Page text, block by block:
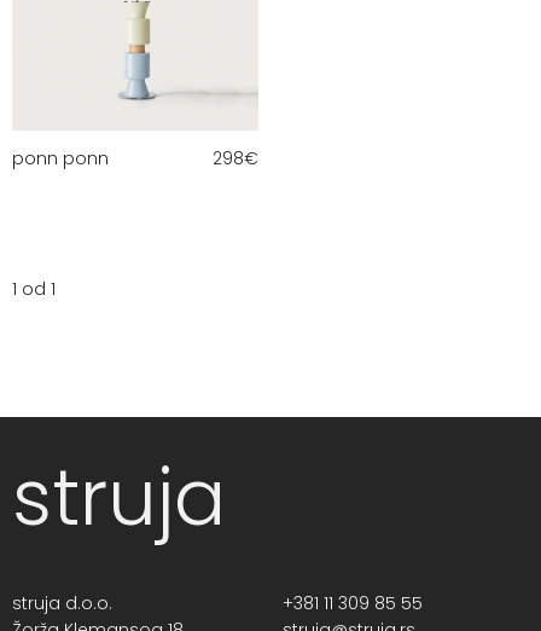
ponn ponn 298€
1 od 1
struja
struja d.o.o.
+381 11 309 85 55